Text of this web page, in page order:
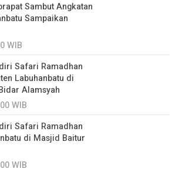
Sambut Angkatan
Sampaikan
WIB
Safari Ramadhan
Labuhanbatu di
Alamsyah
WIB
Safari Ramadhan
di Masjid Baitur
WIB